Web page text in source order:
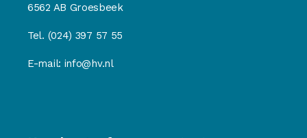
6562 AB Groesbeek
Tel. (024) 397 57 55
E-mail: info@hv.nl